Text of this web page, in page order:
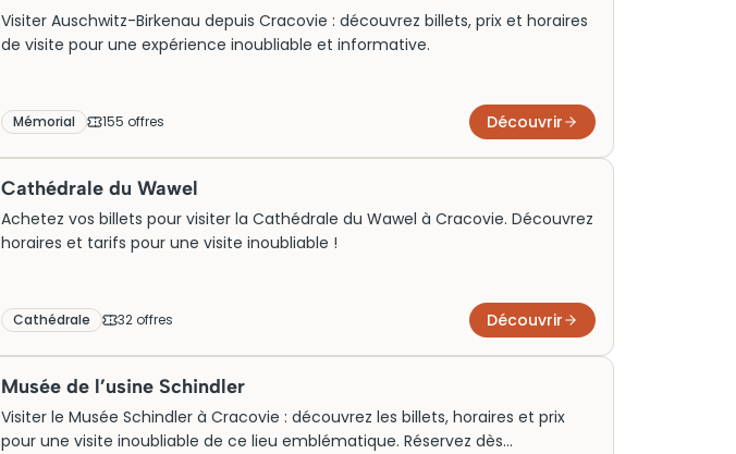
Visiter Auschwitz-Birkenau depuis Cracovie : découvrez billets, prix et horaires
de visite pour une expérience inoubliable et informative.
Mémorial 155 offres Découvrir
Cathédrale du Wawel
Achetez vos billets pour visiter la Cathédrale du Wawel à Cracovie. Découvrez
horaires et tarifs pour une visite inoubliable !
Cathédrale 32 offres Découvrir
Musée de l’usine Schindler
Visiter le Musée Schindler à Cracovie : découvrez les billets, horaires et prix
pour une visite inoubliable de ce lieu emblématique. Réservez dès